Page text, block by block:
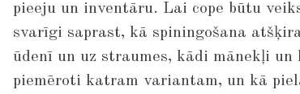
pieeju un inventāru. Lai cope būtu
svarīgi saprast, kā spiningošana
ūdenī un uz straumes, kādi mānekļi
piemēroti katram variantam, un kā